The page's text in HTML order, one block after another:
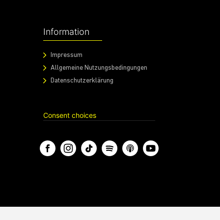
Information
Impressum
Allgemeine Nutzungsbedingungen
Datenschutzerklärung
Consent choices